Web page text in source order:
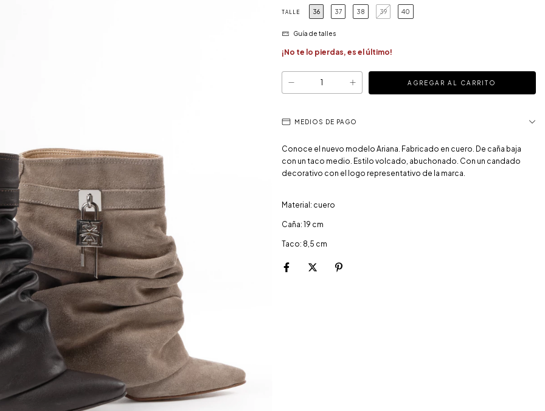
TALLE 36 37 38 39 40
Guía de talles
¡No te lo pierdas, es el último!
MEDIOS DE PAGO
Conoce el nuevo modelo Ariana. Fabricado en cuero. De caña baja
con un taco medio. Estilo volcado, abuchonado. Con un candado
decorativo con el logo representativo de la marca.
Material: cuero
Caña: 19 cm
Taco: 8,5 cm